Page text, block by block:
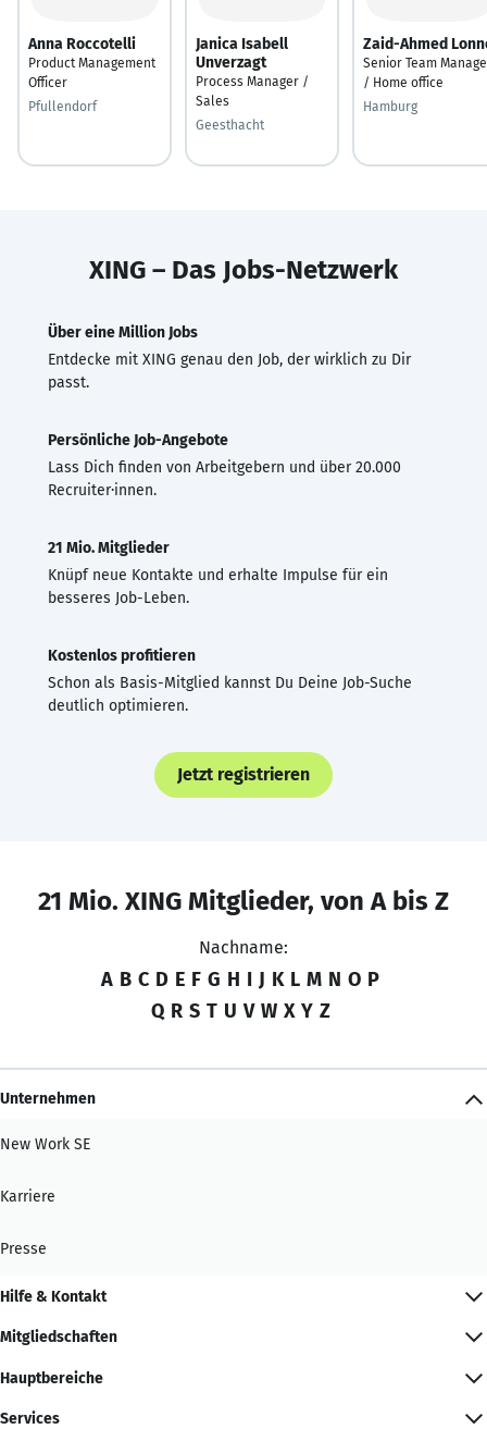
Anna Roccotelli
Product Management
Officer
Pfullendorf
Janica Isabell
Unverzagt
Process Manager /
Sales
Geesthacht
Zaid-Ahmed
Senior Team
/ Home office
Hamburg
XING – Das Jobs-Netzwerk
Über eine Million Jobs
Entdecke mit XING genau den Job, der wirklich zu Dir
passt.
Persönliche Job-Angebote
Lass Dich finden von Arbeitgebern und über 20.000
Recruiter·innen.
21 Mio. Mitglieder
Knüpf neue Kontakte und erhalte Impulse für ein
besseres Job-Leben.
Kostenlos profitieren
Schon als Basis-Mitglied kannst Du Deine Job-Suche
deutlich optimieren.
Jetzt registrieren
21 Mio. XING Mitglieder, von A bis Z
Nachname:
A B C D E F G H I J K L M N O P
Q R S T U V W X Y Z
Unternehmen
New Work SE
Karriere
Presse
Hilfe & Kontakt
Mitgliedschaften
Hauptbereiche
Services